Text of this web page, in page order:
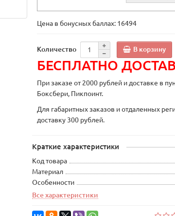
Цена в бонусных баллах: 16494
Количество В корзину
БЕСПЛАТНО
При заказе от 2000 рублей и доставке в
Боксбери, Пикпоинт.
Для габаритных заказов и отдаленных
доставку 300 рублей.
Краткие характеристики
Код товара
Материал
Особенности
Все характеристики